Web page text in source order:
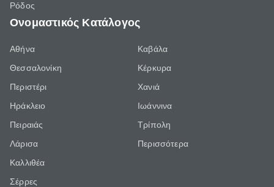
Ρόδος
Ονομαστικός Κατάλογος
Αθήνα
Θεσσαλονίκη
Περιστέρι
Ηράκλειο
Πειραιάς
Λάρισα
Καλλιθέα
Σέρρες
Καβάλα
Κέρκυρα
Χανιά
Ιωάννινα
Τρίπολη
Περισσότερα